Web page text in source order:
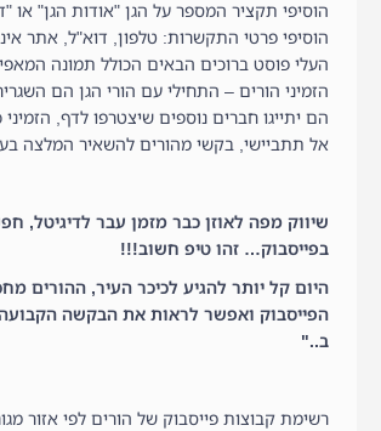
הוסיפי תקציר המספר על הגן "אודות הגן" או
הוסיפי פרטי התקשרות: טלפון, דוא"ל, אתר
העלי פוסט ברוכים הבאים הכולל תמונה
הזמיני הורים – התחילי עם הורי הגן הם
הם יתייגו חברים נוספים שיצטרפו לדף,
אל תתביישי, בקשי מהורים להשאיר המלצה
שיווק מפה לאוזן כבר מזמן עבר לדיגיטל,
בפייסבוק… זהו טיפ חשוב!!!
היום קל יותר להגיע לכיכר העיר, ההורים
הפייסבוק ואפשר לראות את הבקשה
ב.."
רשימת קבוצות פייסבוק של הורים לפי אזור